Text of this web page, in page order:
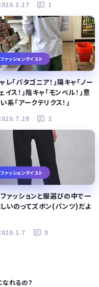
1
ファッションテイスト
レ「パタゴニア！」陽キャ「ノー
イス！」陰キャ「モンベル！」意
系「アークテリクス！」
2
ファッションテイスト
ァッションと服選びの中で一
いのってズボン(パンツ)だよ
0
なれるの？